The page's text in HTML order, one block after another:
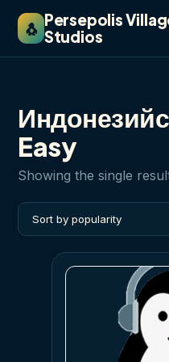
🐧 Persepolis
Studios
Easy
Showing the single